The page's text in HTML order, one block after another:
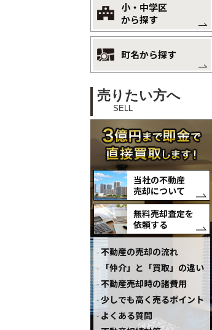
小・中学区
から探す
町名から探す
売りたい方へ
SELL
当社の不動産
売却について
無料売却査定を
依頼する
不動産の売却の流れ
「仲介」と「買取」の違い
不動産売却時の諸費用
少しでも高く売るポイント
よくある質問